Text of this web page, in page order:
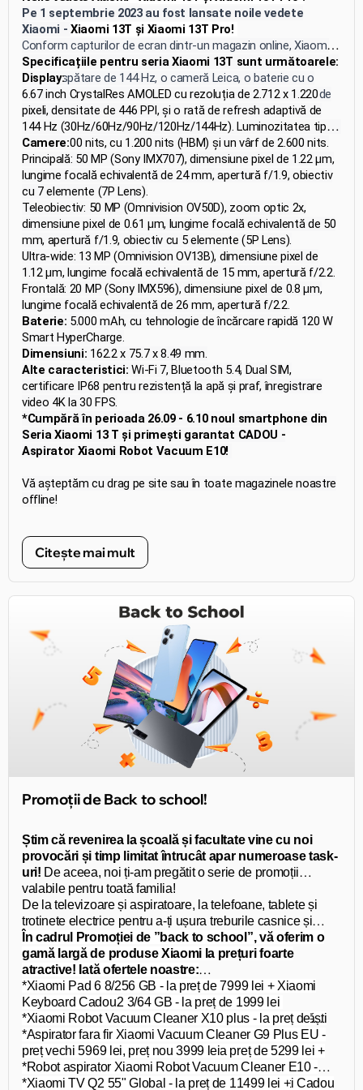
Pe 1 septembrie 2023 au fost lansate noile vedete
Xiaomi -Xiaomi 13T și Xiaomi 13T Pro!
Conform capturilor de ecran dintr-un magazin online, Xiaomi
13T se bucură de un ecran AMOLED cu o rată de
reîmprospătare de 144 Hz, o cameră Leica, o baterie cu o
capacitate de 5000 mAh și suport pentru încărcare rapidă de
67W. Xiaomi 13T Pro oferă, de asemenea, suport pentru
încărcare rapidă de 120W. Ambele smartphone-uri rulează pe
platforma MIUI 14 și sunt livrate cu încărcătoare incluse.
Specificațiile pentru seria Xiaomi 13T sunt următoarele:
Display:
6.67 inch CrystalRes AMOLED cu rezoluția de 2.712 x 1.220
pixeli, densitate de 446 PPI, și o rată de refresh adaptivă de
144 Hz (30Hz/60Hz/90Hz/120Hz/144Hz). Luminozitatea tipică
este de 500 nits, cu 1.200 nits (HBM) și un vârf de 2.600 nits.
Acesta acoperă 100% din gama de culori DCI-P3 și are o
adâncime de culoare de 10 biți.
Camere:
Principală: 50 MP (Sony IMX707), dimensiune pixel de 1.22 μm,
lungime focală echivalentă de 24 mm, apertură f/1.9, obiectiv
cu 7 elemente (7P Lens).
Teleobiectiv: 50 MP (Omnivision OV50D), zoom optic 2x,
dimensiune pixel de 0.61 μm, lungime focală echivalentă de 50
mm, apertură f/1.9, obiectiv cu 5 elemente (5P Lens).
Ultra-wide: 13 MP (Omnivision OV13B), dimensiune pixel de
1.12 μm, lungime focală echivalentă de 15 mm, apertură f/2.2.
Frontală: 20 MP (Sony IMX596), dimensiune pixel de 0.8 μm,
lungime focală echivalentă de 26 mm, apertură f/2.2.
Baterie: 5.000 mAh, cu tehnologie de încărcare rapidă 120 W
Smart HyperCharge.
Dimensiuni: 162.2 x 75.7 x 8.49 mm.
Alte caracteristici: Wi-Fi 7, Bluetooth 5.4, Dual SIM,
certificare IP68 pentru rezistență la apă și praf, înregistrare
video 4K la 30 FPS.
*Cumpără în perioada 26.09 - 6.10 noul smartphone din
Seria Xiaomi 13 T și primești garantat CADOU -
Aspirator Xiaomi Robot Vacuum E10!
Vă așteptăm cu drag pe site sau în toate magazinele noastre
offline!
Citește mai mult
Promoții de Back to school!
Știm că revenirea la școală și facultate vine cu noi
provocări și timp limitat întrucât apar numeroase task-
uri! De aceea, noi ți-am pregătit o serie de promoții
valabile pentru toată familia!
De la televizoare și aspiratoare, la telefoane, tablete și
trotinete electrice pentru a-ți ușura treburile casnice și
toate activitățile școlare și extrașcolare!
În cadrul Promoției de ”back to school”, vă oferim o
gamă largă de produse Xiaomi la prețuri foarte
atractive! Iată ofertele noastre:
*Xiaomi Redmi A2 3/64 GB - la preț de 1999 lei
*Xiaomi Redmi 12 4/128 GB- la preț de 3499 lei + Căști
Cadou
*Xiaomi Redmi Note 12 8/256 GB - la preț de 5299 lei +
Căști Cadou
*Redmi Pad 4/128 GB - la preț de 4999 lei + Căști Cadou
*Xiaomi Pad 6 8/256 GB - la preț de 7999 lei + Xiaomi
Keyboard Cadou
*Xiaomi Robot Vacuum Cleaner X10 plus - la preț de
17999 lei +Xiaomi Vacuum Cleaner G9 PlusCadou
*Aspirator fara fir Xiaomi Vacuum Cleaner G9 Plus EU -
preț vechi 5969 lei, preț nou 3999 lei
*Robot aspirator Xiaomi Robot Vacuum Cleaner E10 -
preț vechi 3613 lei, preț nou 2999 lei
*Xiaomi TV Q2 55" Global - la preț de 11499 lei +